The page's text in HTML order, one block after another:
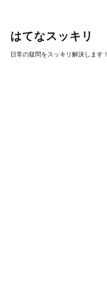
はてなスッキリ
日常の疑問をスッキリ解決します！